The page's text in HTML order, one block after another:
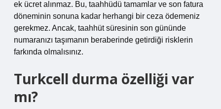
ek ücret alınmaz. Bu, taahhüdü tamamlar ve son fatura
döneminin sonuna kadar herhangi bir ceza ödemeniz
gerekmez. Ancak, taahhüt süresinin son gününde
numaranızı taşımanın beraberinde getirdiği risklerin
farkında olmalısınız.
Turkcell durma özelliği var
mı?